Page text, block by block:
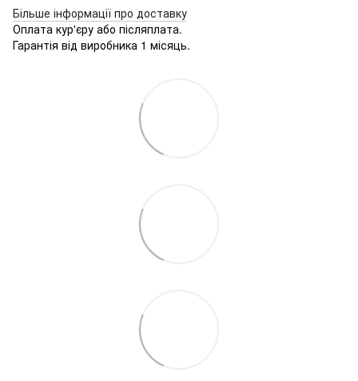
Більше інформації про доставку
Оплата кур'єру або післяплата.
Гарантія від виробника 1 місяць.